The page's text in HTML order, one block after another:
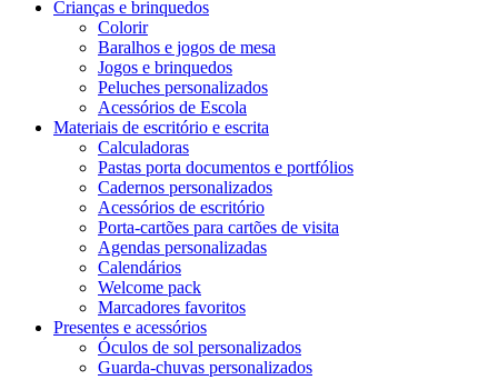
Crianças e brinquedos
Colorir
Baralhos e jogos de mesa
Jogos e brinquedos
Peluches personalizados
Acessórios de Escola
Materiais de escritório e escrita
Calculadoras
Pastas porta documentos e portfólios
Cadernos personalizados
Acessórios de escritório
Porta-cartões para cartões de visita
Agendas personalizadas
Calendários
Welcome pack
Marcadores favoritos
Presentes e acessórios
Óculos de sol personalizados
Guarda-chuvas personalizados